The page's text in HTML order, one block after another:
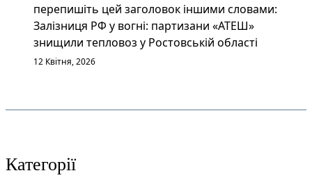
перепишіть цей заголовок іншими словами:
Залізниця РФ у вогні: партизани «АТЕШ»
знищили тепловоз у Ростовській області
12 Квітня, 2026
Категорії